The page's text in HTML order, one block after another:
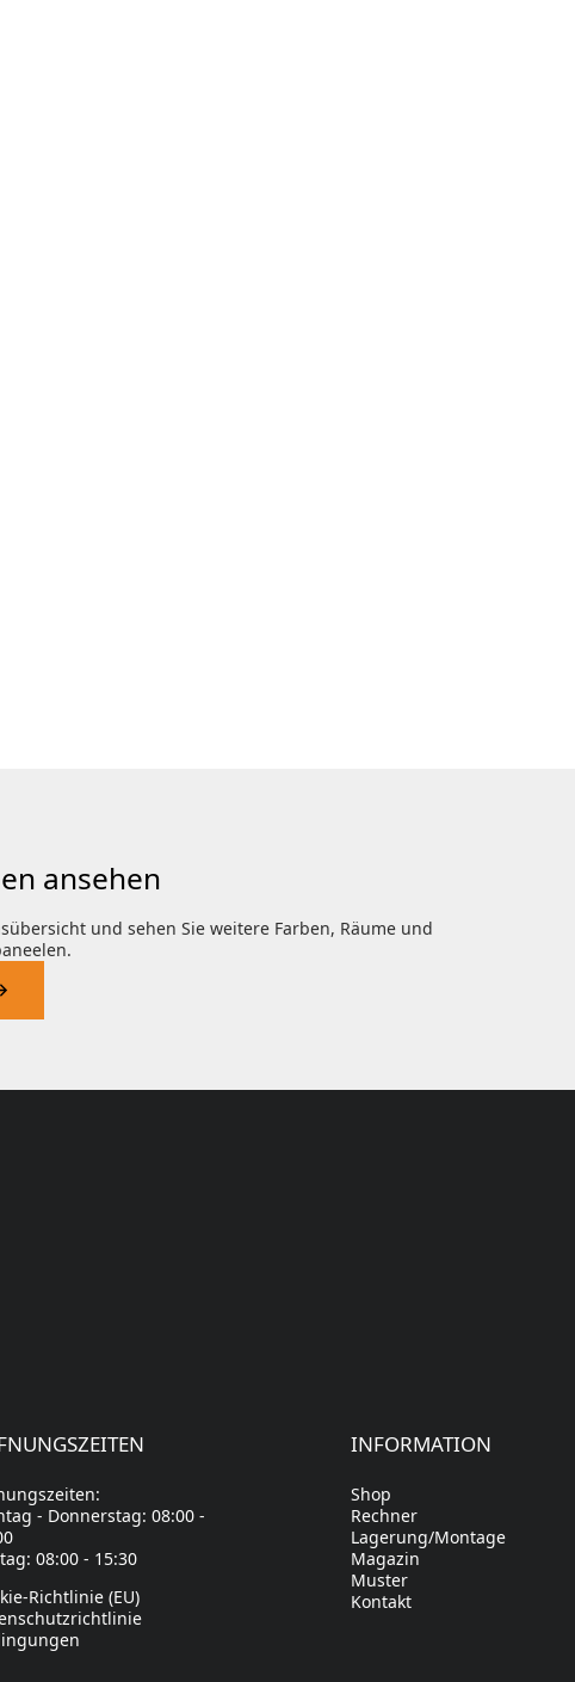
ansehen
und sehen Sie weitere Farben, Räume und
- Donnerstag: 08:00 -
08:00 - 15:30
Richtlinie (EU)
INFORMATION
Shop
Rechner
Lagerung/Montage
Magazin
Muster
Kontakt